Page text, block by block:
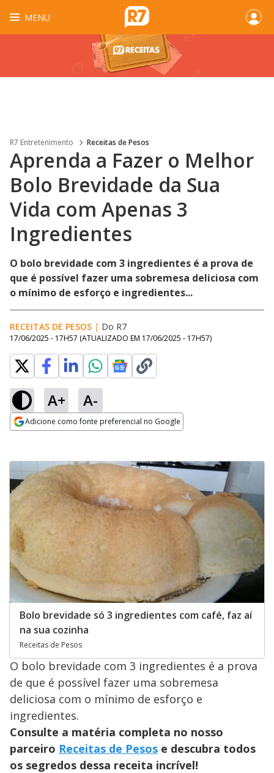
MENU
R7 Entretenimento Receitas de Pesos
Aprenda a Fazer o Melhor
Bolo Brevidade da Sua
Vida com Apenas 3
Ingredientes
O bolo brevidade com 3 ingredientes é a prova de
que é possível fazer uma sobremesa deliciosa com
o mínimo de esforço e ingredientes...
RECEITAS DE PESOS | Do R7
17/06/2025 - 17H57 (ATUALIZADO EM 17/06/2025 - 17H57)
A+ A-
Adicione como fonte preferencial no Google
Bolo brevidade só 3 ingredientes com café, faz aí
na sua cozinha
Receitas de Pesos
O bolo brevidade com 3 ingredientes é a prova
de que é possível fazer uma sobremesa
deliciosa com o mínimo de esforço e
ingredientes.
Consulte a matéria completa no nosso
parceiro Receitas de Pesos e descubra todos
os segredos dessa receita incrível!